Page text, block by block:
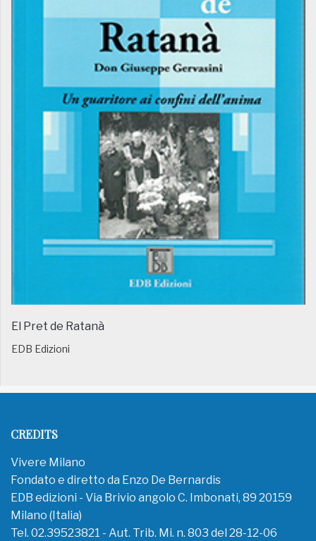
El Pret de Ratanà
EDB Edizioni
CREDITS
Vivere Milano
Fondato e diretto da Enzo De Bernardis
EDB edizioni - Via Brivio angolo C. Imbonati, 89 20159
Milano (Italia)
Tel. 02.39523821 - Aut. Trib. Mi. n. 803 del 28-12-06